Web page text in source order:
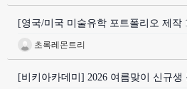
[영국/미국 미술유학 포트폴리오 제작
초록레몬트리
[비키아카데미] 2026 여름맞이 신규